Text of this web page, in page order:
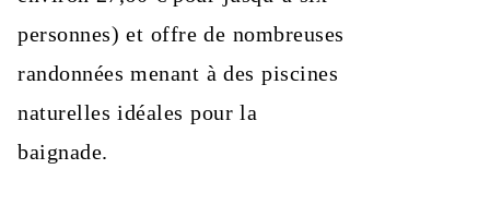
personnes) et offre de nombreuses
randonnées menant à des piscines
naturelles idéales pour la
baignade.